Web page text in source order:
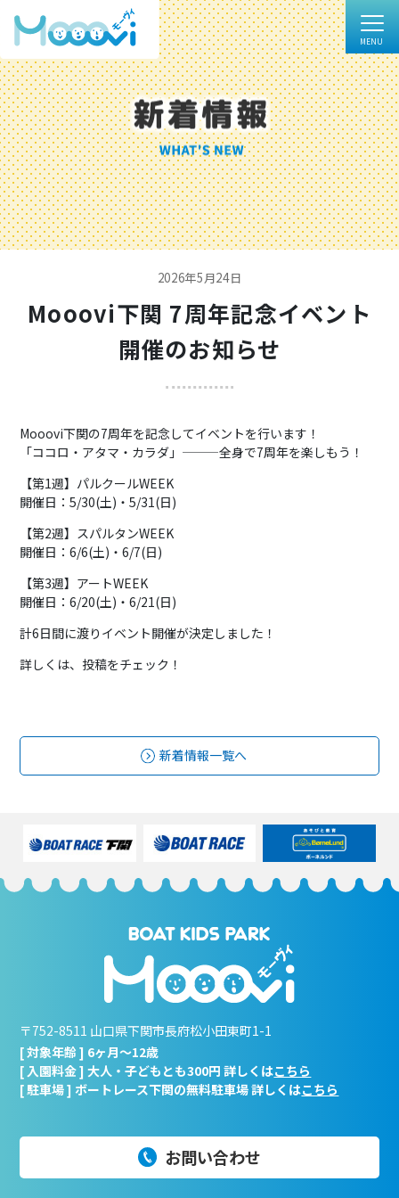
2026年5月24日
Mooovi下関 7周年記念イベント
開催のお知らせ
Mooovi下関の7周年を記念してイベントを行います！
「ココロ・アタマ・カラダ」———全身で7周年を楽しもう！
【第1週】パルクールWEEK
開催日：5/30(土)・5/31(日)
【第2週】スパルタンWEEK
開催日：6/6(土)・6/7(日)
【第3週】アートWEEK
開催日：6/20(土)・6/21(日)
計6日間に渡りイベント開催が決定しました！
詳しくは、投稿をチェック！
新着情報一覧へ
〒752-8511 山口県下関市長府松小田東町1-1
[ 対象年齢 ] 6ヶ月～12歳
[ 入園料金 ] 大人・子どもとも300円 詳しくはこちら
[ 駐車場 ] ボートレース下関の無料駐車場 詳しくはこちら
お問い合わせ